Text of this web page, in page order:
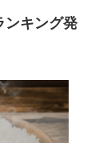
ンキング発